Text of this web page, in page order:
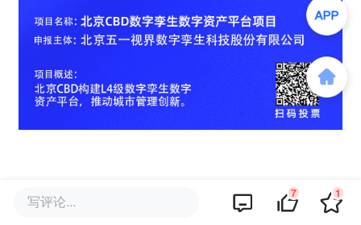
该文观点仅代表作者本人，36氪平台仅提供信息存储空间服务。
写评论... 7 1